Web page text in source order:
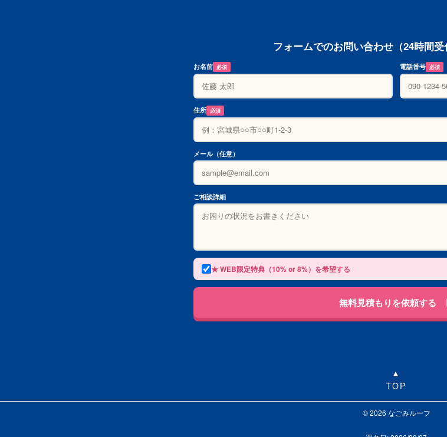
フォームでのお問い合わせ（24時間受
お名前 必須 電話番号 必須
住所 必須
メール（任意）
ご相談詳細
★ WEB限定特典（10% or 8%）を希望する
無料見積もりを依頼す
TOP
© 2026 なごみルーフ